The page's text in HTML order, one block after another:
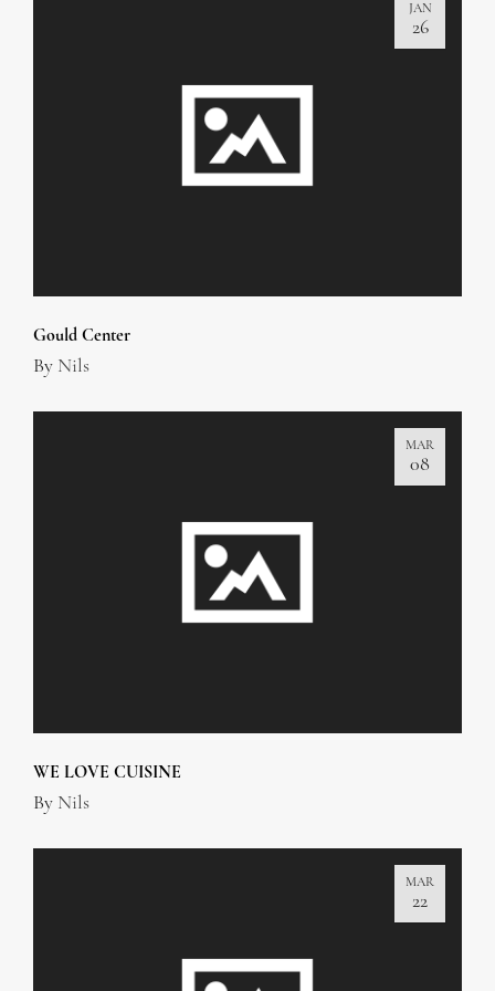
JAN
26
Gould Center
By Nils
MAR
08
WE LOVE CUISINE
By Nils
MAR
22